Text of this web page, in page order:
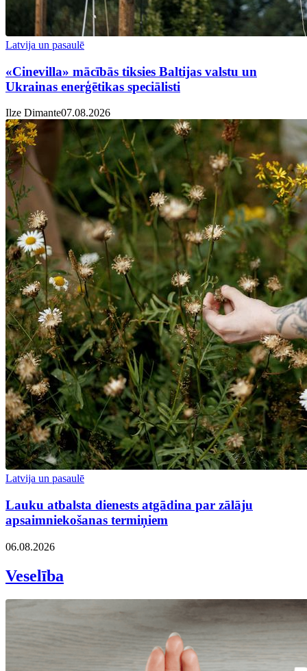
Latvija un pasaulē
«Cinevilla» mācībās tiksies Baltijas valstu un
Ukrainas enerģētikas speciālisti
Ilze Dimante07.08.2026
Latvija un pasaulē
Lauku atbalsta dienests atgādina par zālāju
apsaimniekošanas termiņiem
06.08.2026
Veselība